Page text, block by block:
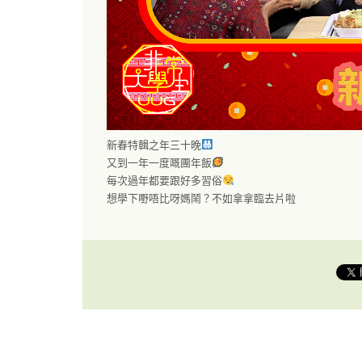
新春特輯之年三十晚
又到一年一度嘅團年飯
每次過年都要跟好多習俗
想學下嘢唔比呀媽鬧？不如拿拿臨去片啦